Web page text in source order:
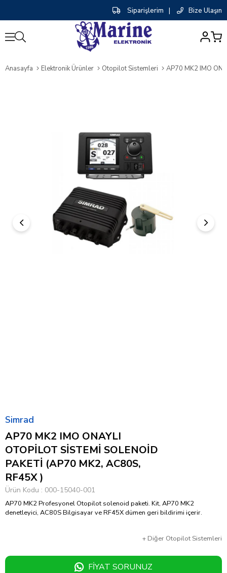
Siparişlerim | Bize Ulaşın
Anasayfa Elektronik Ürünler Otopilot Sistemleri AP70 MK2 IMO ONAYLI
Simrad
AP70 MK2 IMO ONAYLI
OTOPİLOT SİSTEMİ SOLENOİD
PAKETİ (AP70 MK2, AC80S,
RF45X )
Ürün Kodu 000-15040-001
AP70 MK2 Profesyonel Otopilot solenoid paketi. Kit, AP70 MK2
denetleyici, AC80S Bilgisayar ve RF45X dümen geri bildirimi içerir.
+ Diğer Otopilot Sistemleri
FIYAT SORUNUZ